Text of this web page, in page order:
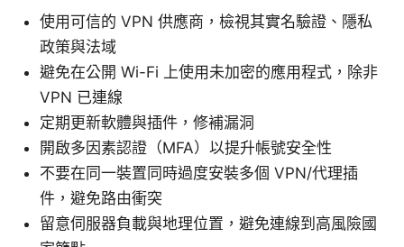
使用可信的 VPN 供應商，檢視其實名驗證、隱私
政策與法域
避免在公開 Wi-Fi 上使用未加密的應用程式，除非
VPN 已連線
定期更新軟體與插件，修補漏洞
開啟多因素認證（MFA）以提升帳號安全性
不要在同一裝置同時過度安裝多個 VPN/代理插
件，避免路由衝突
留意伺服器負載與地理位置，避免連線到高風險國